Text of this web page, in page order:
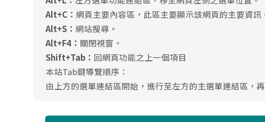
Alt+C：網頁主要內容區，此區主要顯示該網頁的主要資訊
Alt+S：網站搜尋。
Alt+F4： 關閉視窗。
Shift+Tab： 回網頁功能之上一個項目
本站Tab鍵導覽順序：
由上方的選單連結區開始，進行至左方的主選單連結區，